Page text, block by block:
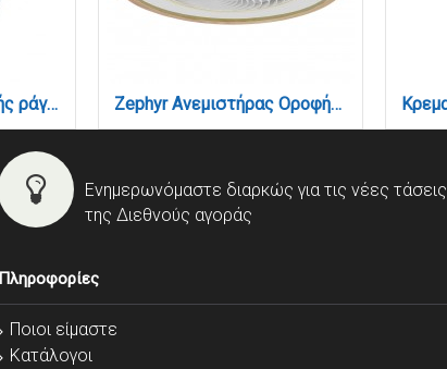
Σποτ 30W μονοφασικής ράγας σε λεύκο χρώμα (T1-05600-White) Zephyr Ανεμιστήρας Οροφής LED με App Control & 3CCT | Wood & Λευκό (101000940)
Ενημερωνόμαστε διαρκώς για τις νέες τάσεις
της Διεθνούς αγοράς
Πληροφορίες
Ποιοι είμαστε
Κατάλογοι